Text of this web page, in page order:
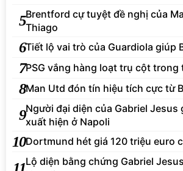
5Brentford cự tuyệt đề nghị của
Thiago
6Tiết lộ vai trò của Guardiola giúp
7PSG vắng hàng loạt trụ cột trong
8Man Utd đón tín hiệu tích cực từ
9Người đại diện của Gabriel Jesus
xuất hiện ở Napoli
10Dortmund hét giá 120 triệu euro
Lộ diện bằng chứng Gabriel